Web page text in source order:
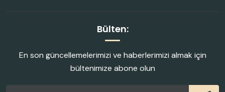
Bülten:
En son güncellemelerimizi ve haberlerimizi almak için
bültenimize abone olun